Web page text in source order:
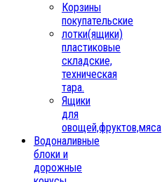
Корзины
покупательские
лотки(ящики)
пластиковые
складские,
техническая
тара.
Ящики
для
овощей,фруктов,мяса
Водоналивные
блоки и
дорожные